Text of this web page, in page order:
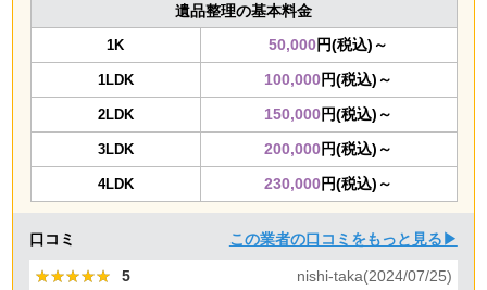
遺品整理の基本料金
1K 50,000円(税込)～
1LDK 100,000円(税込)～
2LDK 150,000円(税込)～
3LDK 200,000円(税込)～
4LDK 230,000円(税込)～
口コミ この業者の口コミをもっと見る▶
★★★★★
★★★★★ 5 nishi-taka(2024/07/25)